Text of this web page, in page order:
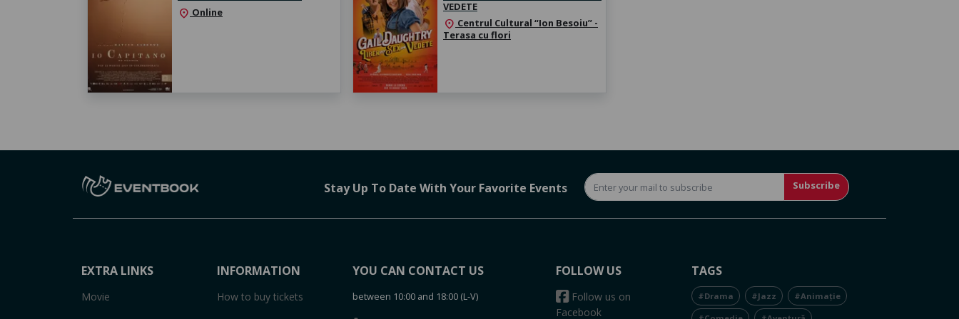
location_on Online
VEDETE
location_on Centrul Cultural “Ion Besoiu” -
Terasa cu flori
Stay Up To Date With Your Favorite Events Subscribe
EXTRA LINKS
Movie
INFORMATION
How to buy tickets
YOU CAN CONTACT US
between 10:00 and 18:00 (L-V)
FOLLOW US
Follow us on
Facebook
TAGS
#Drama #Jazz #Animație